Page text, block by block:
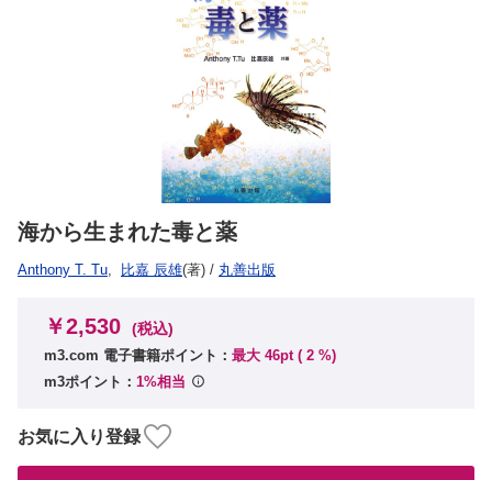
海から生まれた毒と薬
Anthony T. Tu, 比嘉 辰雄(著) / 丸善出版
￥2,530 (税込)
m3.com 電子書籍ポイント： 最大 46pt ( 2 %)
m3ポイント： 1%相当
お気に入り登録